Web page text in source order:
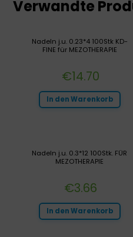
Verwandte
Nadeln j.u. 0.23*4 100Stk KD-
FINE für MEZOTHERAPIE
€14.70
In den Warenkorb
Nadeln j.u. 0.3*12 100Stk. FÜR
MEZOTHERAPIE
€3.66
In den Warenkorb